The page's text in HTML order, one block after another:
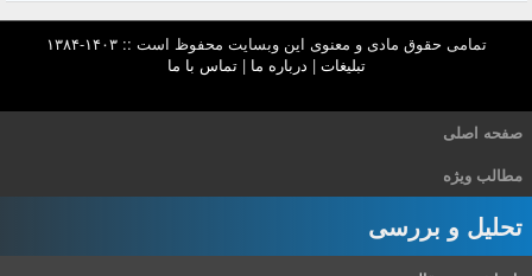
تمامی حقوق مادی و معنوی این وبسایت محفوظ است :: ۱۴۰۳-۱۳۸۴
تبلیغات | درباره ما |تماس با ما
صفحه اصلی
مطالب ویژه
تحلیل و بررسی